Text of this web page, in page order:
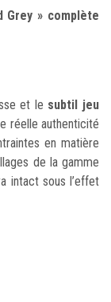
Grey » complète
et le subtil jeu
réelle authenticité
en matière
de la gamme
intact sous l’effet